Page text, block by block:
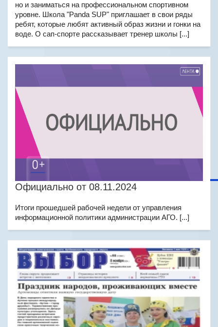
но и заниматься на профессиональном спортивном
уровне. Школа "Panda SUP" приглашает в свои ряды
ребят, которые любят активный образ жизни и гонки на
воде. О сап-спорте рассказывает тренер школы [...]
Официально от 08.11.2024
Итоги прошедшей рабочей недели от управления
информационной политики администрации АГО. [...]